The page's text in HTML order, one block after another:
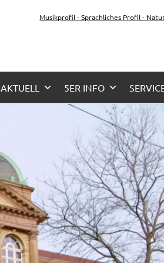
Musikprofil - Sprachliches Profil -
AKTUELL 5ER INFO